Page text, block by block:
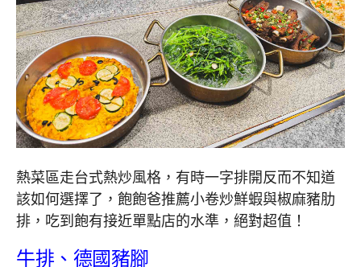
熱菜區走台式熱炒風格，有時一字排開反而不知道
該如何選擇了，飽飽爸推薦小卷炒鮮蝦與椒麻豬肋
排，吃到飽有接近單點店的水準，絕對超值！
牛排、德國豬腳